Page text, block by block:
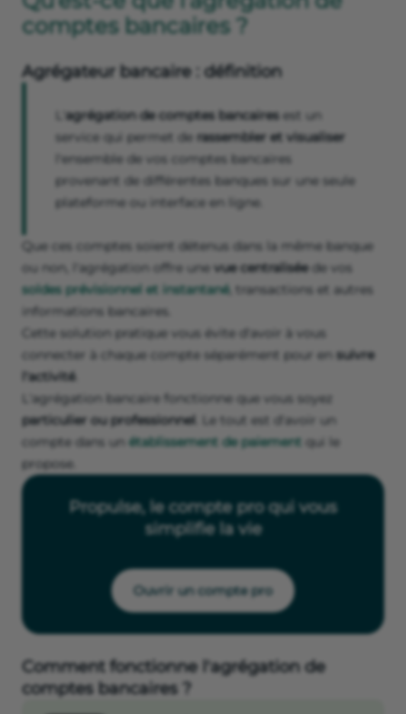
comptes bancaires ?
Agrégateur bancaire : définition
agrégation de comptes bancaires est un
service qui permet de rassembler et visualiser
l'ensemble de vos comptes bancaires
provenant de différentes banques sur une seule
plateforme ou interface en ligne.
Que ces comptes soient détenus dans la même banque
ou non, l'agrégation offre une vue centraliséede vos
soldes prévisionnel et instantané, transactions et autres
informations bancaires.
Cette solution pratique vous évite d'avoir à vous
connecter à chaque compte séparément pour en suivre
l'activité.
L'agrégation bancaire fonctionne que vous soyez
particulier ou professionnel . Le tout est d'avoir un
compte dans un établissement de paiement qui le
propose.
Propulse, le compte pro qui vous
simplifie la vie
Ouvrir un compte pro
Comment fonctionne l'agrégation de
comptes bancaires ?